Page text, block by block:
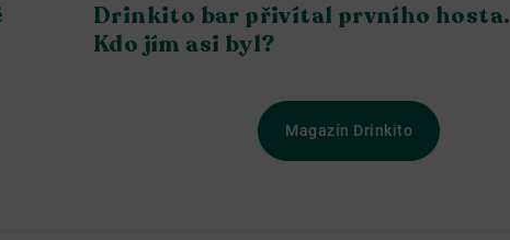
Drinkito bar přivítal prvního hosta.
Kdo jím asi byl?
Magazín Drinkito